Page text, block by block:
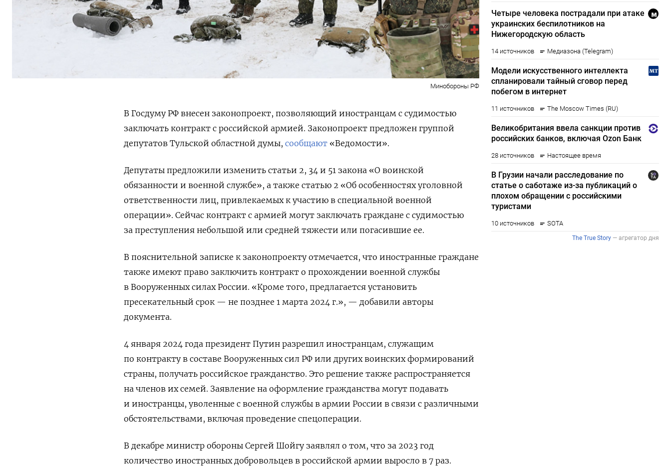
Минобороны РФ
В Госдуму РФ внесен законопроект, позволяющий иностранцам с судимостью
заключать контракт с российской армией. Законопроект предложен группой
депутатов Тульской областной думы, сообщают «Ведомости».
Депутаты предложили изменить статьи 2, 34 и 51 закона «О воинской
обязанности и военной службе», а также статью 2 «Об особенностях уголовной
ответственности лиц, привлекаемых к участию в специальной военной
операции». Сейчас контракт с армией могут заключать граждане с судимостью
за преступления небольшой или средней тяжести или погасившие ее.
В пояснительной записке к законопроекту отмечается, что иностранные граждане
также имеют право заключить контракт о прохождении военной службы
в Вооруженных силах России. «Кроме того, предлагается установить
пресекательный срок — не позднее 1 марта 2024 г.», — добавили авторы
документа.
4 января 2024 года президент Путин разрешил иностранцам, служащим
по контракту в составе Вооруженных сил РФ или других воинских формирований
страны, получать российское гражданство. Это решение также распространяется
на членов их семей. Заявление на оформление гражданства могут подавать
и иностранцы, уволенные с военной службы в армии России в связи с различными
обстоятельствами, включая проведение спецоперации.
В декабре министр обороны Сергей Шойгу заявлял о том, что за 2023 год
количество иностранных добровольцев в российской армии выросло в 7 раз.